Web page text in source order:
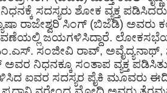
ಸದಸ್ಯರು ಶೋಕ ವ್ಯಕ್ತ
ರಾಜೇಶ್ವರಿ ಸಿಂಗ್ (ಬಿಜೆಡಿ) ಅವರು
ಜಯಗಳಿಸಿದ್ದಾರೆ.
ಸಂಜೀವಿ ರಾವ್, ಅವೈದ್ಯನಾಥ್,
ನಿಧನಕ್ಕೂ ಸಂತಾಪ ವ್ಯಕ್ತ
ಐವರ ಸದಸ್ಯರ ಪೈಕಿ ಮೂವರು